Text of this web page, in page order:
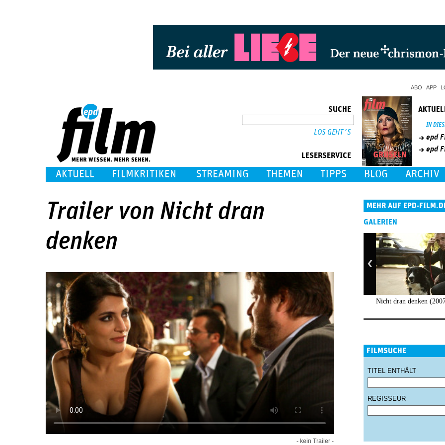
ABO APP
SUCHE
LESERSERVICE
IN
epd
epd
AKTUELL FILMKRITIKEN STREAMING THEMEN TIPPS BLOG ARCHIV
Trailer von Nicht dran
denken
- kein Trailer -
MEHR AUF EPD-
GALERIEN
Nicht dran denken
FILMSUCHE
TITEL ENTHÄLT
REGISSEUR